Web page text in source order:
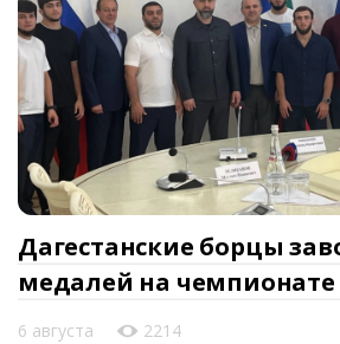
Дагестанские борцы
медалей на чемпионате
6 августа 2214